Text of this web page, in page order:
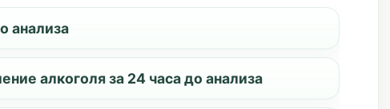
анализа
алкоголя за 24 часа до анализа